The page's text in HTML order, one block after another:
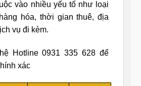
vào nhiều yếu tố như loại
hóa, thời gian thuê, địa
vụ đi kèm.
Hotline 0931 335 628 để
xác